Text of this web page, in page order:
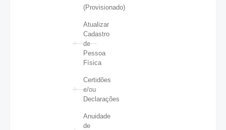
(Provisionado)
Atualizar
Cadastro
de
Pessoa
Física
Certidões
e/ou
Declarações
Anuidade
de